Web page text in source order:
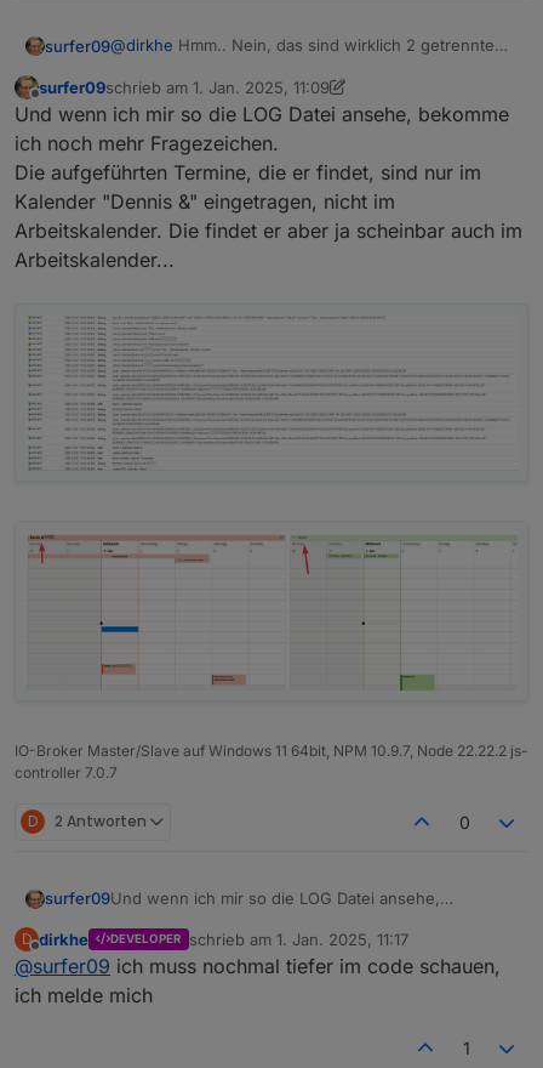
surfer09@dirkhe Hmm.. Nein, das sind wirklich 2 getrennte
Instanz eingetragen habe. Ich habe hier nochmal die
Ansicht über Outlook eingestellt. Er trägt den Termin
wirklich in den falschen Kalender ein.
Offline
surfer09schrieb am 1. Jan. 2025, 11:09
zuletzt editiert von surfer091. Jan. 2025, 12:13
Und wenn ich mir so die LOG Datei ansehe, bekomme
ich noch mehr Fragezeichen.
Die aufgeführten Termine, die er findet, sind nur im
Kalender "Dennis &" eingetragen, nicht im
Arbeitskalender. Die findet er aber ja scheinbar auch im
Arbeitskalender...
IO-Broker Master/Slave auf Windows 11 64bit, NPM 10.9.7, Node 22.22.2 js-
controller 7.0.7
D 2 Antworten 0
surfer09Und wenn ich mir so die LOG Datei ansehe,
Die aufgeführten Termine, die er findet, sind nur im
Kalender "Dennis &" eingetragen, nicht im
Arbeitskalender. Die findet er aber ja scheinbar auch
D
Offline
dirkhe DEVELOPER schrieb am 1. Jan. 2025, 11:17
zuletzt editiert von
@surfer09 ich muss nochmal tiefer im code schauen,
ich melde mich
1